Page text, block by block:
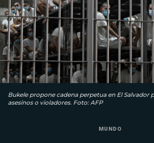
Bukele propone cadena perpetua en El Salvador
asesinos o violadores. Foto: AFP
MUNDO